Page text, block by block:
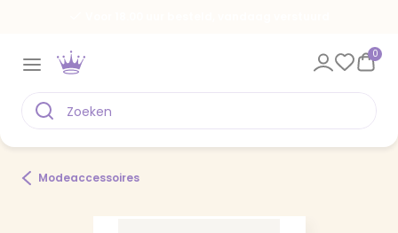
0
Modeaccessoires